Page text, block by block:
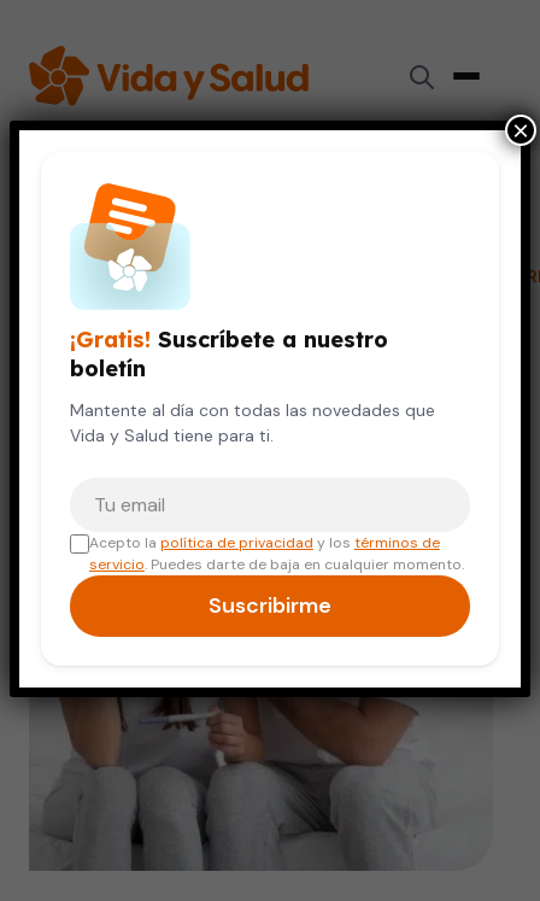
Salud de la Mujer
¿Cuáles son las causas de la infertilidad?
EMBARAZO Y BEBÉS SALUD DEL
¿Cuáles son las causas de la
infertilidad?
4 de junio, 2023 4 min de lectura
¡Gratis! Suscríbete a nuestro
boletín
Mantente al día con todas las novedades que
Vida y Salud tiene para ti.
Acepto la política de privacidad y los términos de
servicio. Puedes darte de baja en cualquier momento.
Suscribirme
×